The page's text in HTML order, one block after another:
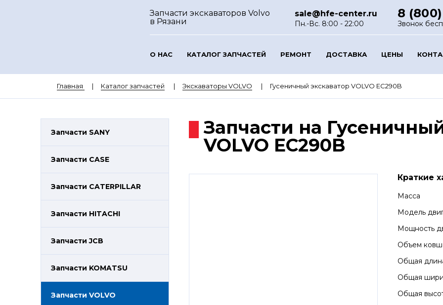
Запчасти экскаваторов Volvo
в Рязани
sale@hfe-center.ru
Пн.-Вс. 8:00 - 22:00
8
Звонок
О НАС КАТАЛОГ ЗАПЧАСТЕЙ РЕМОНТ ДОСТАВКА ЦЕНЫ
Главная Каталог запчастей Экскаваторы VOLVO Гусеничный экскаватор VOLVO EC290B
Запчасти SANY
Запчасти CASE
Запчасти CATERPILLAR
Запчасти HITACHI
Запчасти JCB
Запчасти KOMATSU
Запчасти VOLVO
Запчасти на
VOLVO EC290B
Краткие
Масса
Модель
Мощность
Объем
Общая
Общая
Общая